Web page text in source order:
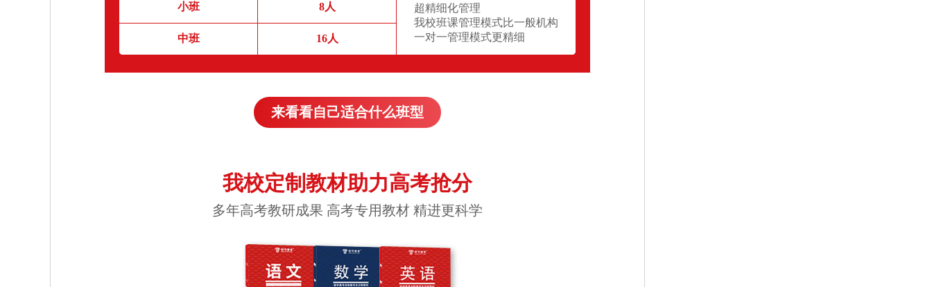
小班 8人
超精细化管理
我校班课管理模式比一般机构
一对一管理模式更精细
中班 16人
来看看自己适合什么班型
我校定制教材助力高考抢分
多年高考教研成果 高考专用教材 精进更科学